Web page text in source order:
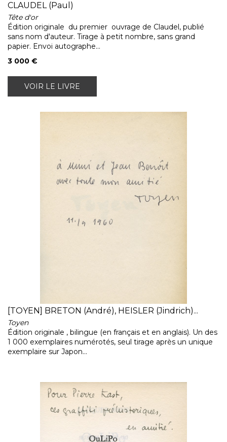
CLAUDEL (Paul)
Tête d'or
Édition originale du premier ouvrage de Claudel, publié
sans nom d'auteur. Tirage à petit nombre, sans grand
papier. Envoi autographe...
3 000 €
VOIR LE LIVRE
[TOYEN] BRETON (André), HEISLER (Jindrich)...
Toyen
Édition originale , bilingue (en français et en anglais). Un des
1 000 exemplaires numérotés, seul tirage après un unique
exemplaire sur Japon...